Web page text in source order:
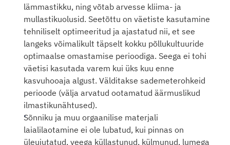
lämmastikku, ning võtab arvesse kliima- ja
mullastikuolusid. Seetõttu on väetiste kasutamine
tehniliselt optimeeritud ja ajastatud nii, et see
langeks võimalikult täpselt kokku põllukultuuride
optimaalse omastamise perioodiga. Seega ei tohi
väetisi kasutada varem kui üks kuu enne
kasvuhooaja algust. Välditakse sademeterohkeid
perioode (välja arvatud ootamatud äärmuslikud
ilmastikunähtused).
Sõnniku ja muu orgaanilise materjali
laialilaotamine ei ole lubatud, kui pinnas on
üleujutatud, veega küllastunud, külmunud, lumega